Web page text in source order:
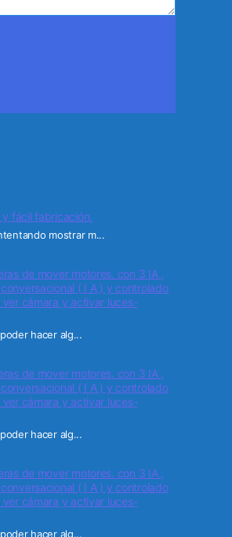
fácil fabricación.
mostrar m...
de mover motores. con 3 IA ,
( I A ) y controlado
cámara y activar luces-
hacer alg...
de mover motores. con 3 IA ,
( I A ) y controlado
cámara y activar luces-
hacer alg...
de mover motores. con 3 IA ,
( I A ) y controlado
cámara y activar luces-
hacer alg...